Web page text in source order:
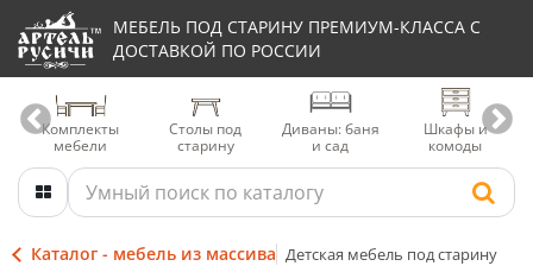
МЕБЕЛЬ ПОД СТАРИНУ ПРЕМИУМ-КЛАССА С
ДОСТАВКОЙ ПО РОССИИ
Комплекты
мебели
Столы под
старину
Диваны: баня
и сад
Шкафы и
комоды
Каталог - мебель из массива Детская мебель под старину